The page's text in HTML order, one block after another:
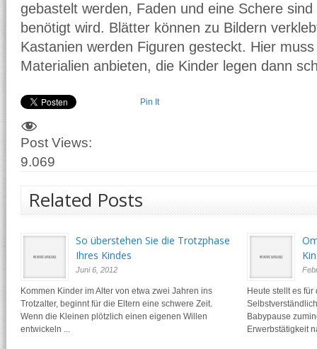
gebastelt werden, Faden und eine Schere
benötigt wird. Blätter können zu Bildern
Kastanien werden Figuren gesteckt. Hier
Materialien anbieten, die Kinder legen dann
Pin It
Post Views:
9.069
Related Posts
So überstehen Sie die Trotzphase
Ihres Kindes
Juni 6, 2012
Kommen Kinder im Alter von etwa zwei Jahren ins
Trotzalter, beginnt für die Eltern eine schwere Zeit.
Wenn die Kleinen plötzlich einen eigenen Willen
entwickeln ...
Heute stellt es
Babypause
Erwerbstätigkeit